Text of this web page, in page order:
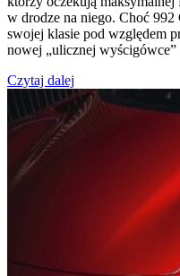
w drodze na niego. Choć
swojej klasie pod względem
nowej „ulicznej
Czytaj dalej